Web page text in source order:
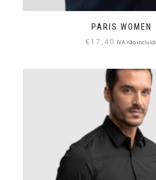
PARIS WOMEN
€17,40 IVA não